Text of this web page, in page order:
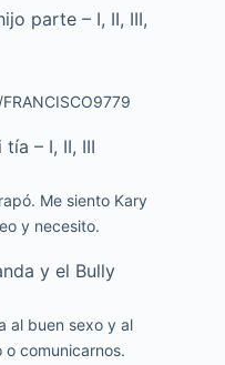
parte – I, II, III,
– I, II, III
Me siento Kary
y necesito.
y el Bully
al buen sexo y al
o comunicarnos.